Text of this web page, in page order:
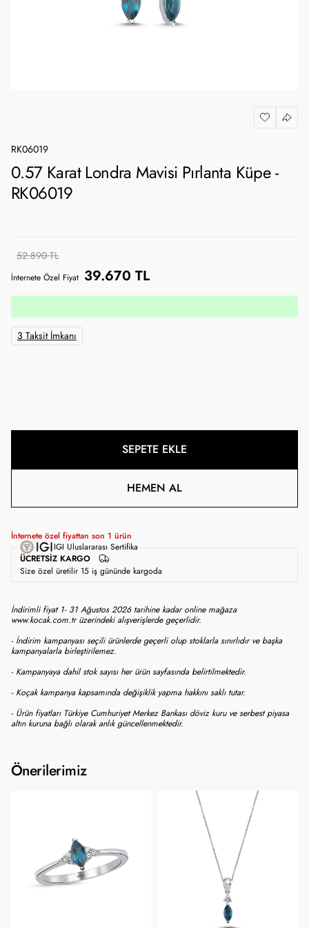
RK06019
0.57 Karat Londra Mavisi Pırlanta Küpe -
RK06019
52.890 TL
İnternete Özel Fiyat 39.670 TL
3 Taksit İmkanı
SEPETE EKLE
HEMEN AL
İnternete özel fiyattan son 1 ürün
ÜCRETSIZ KARGO
IGI Uluslararası Sertifika
Size özel üretilir 15 iş gününde kargoda
İndirimli fiyat 1- 31 Ağustos 2026 tarihine kadar online mağaza
www.kocak.com.tr üzerindeki alışverişlerde geçerlidir.
- İndirim kampanyası seçili ürünlerde geçerli olup stoklarla sınırlıdır ve başka
kampanyalarla birleştirilemez.
- Kampanyaya dahil stok sayısı her ürün sayfasında belirtilmektedir.
- Koçak kampanya kapsamında değişiklik yapma hakkını saklı tutar.
- Ürün fiyatları Türkiye Cumhuriyet Merkez Bankası döviz kuru ve serbest piyasa
altın kuruna bağlı olarak anlık güncellenmektedir.
Önerilerimiz